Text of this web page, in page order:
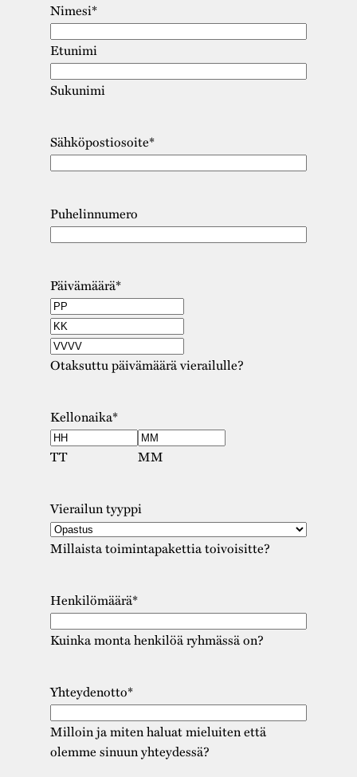
Nimesi*
Etunimi
Sukunimi
Sähköpostiosoite*
Puhelinnumero
Päivämäärä*
Otaksuttu päivämäärä vierailulle?
Kellonaika*
TT
MM
Vierailun tyyppi
Millaista toimintapakettia toivoisitte?
Henkilömäärä*
Kuinka monta henkilöä ryhmässä on?
Yhteydenotto*
Milloin ja miten haluat mieluiten että
olemme sinuun yhteydessä?